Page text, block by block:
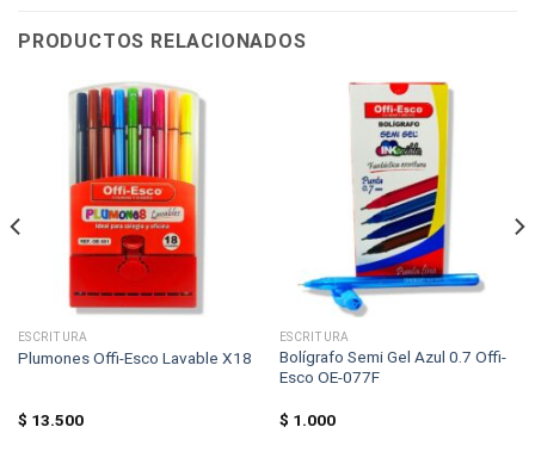
PRODUCTOS RELACIONADOS
ESCRITURA
Plumones Offi-Esco Lavable X18
$ 13.500
ESCRITURA
Bolígrafo Semi Gel Azul 0.7 Offi-
Esco OE-077F
$ 1.000